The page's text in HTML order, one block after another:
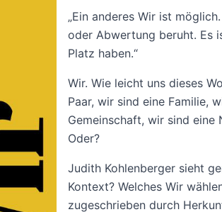
„Ein anderes Wir ist
oder Abwertung beruht. Es
Platz haben.“
Wir. Wie leicht uns dieses
Paar, wir sind eine Familie,
Gemeinschaft, wir sind eine
Oder?
Judith Kohlenberger sieht
Kontext? Welches Wir
zugeschrieben durch